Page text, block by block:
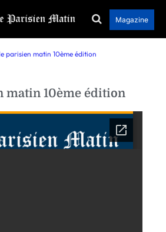
Magazine
parisien matin 10ème édition
matin 10ème édition